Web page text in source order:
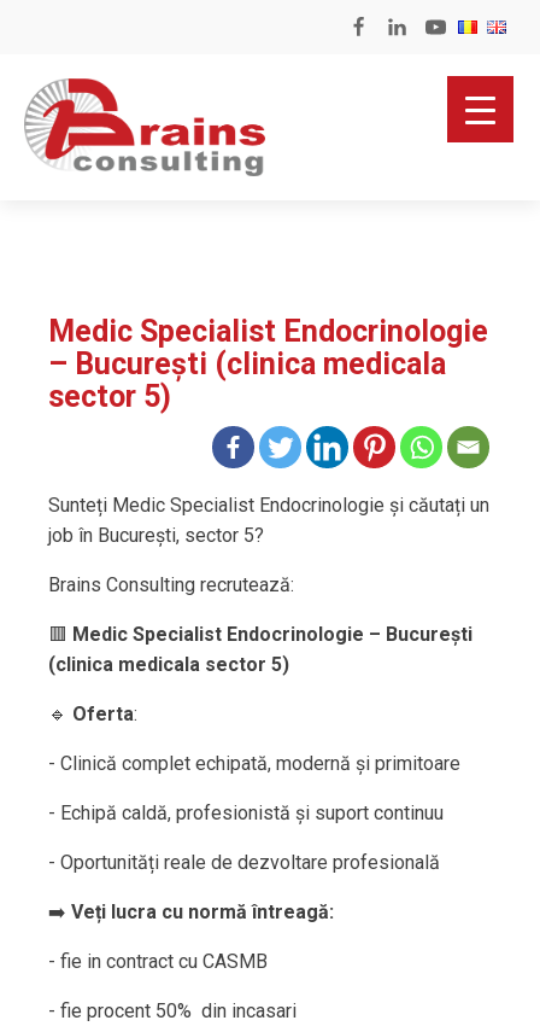
Medic Specialist Endocrinologie
– București (clinica medicala
sector 5)
Sunteți Medic Specialist Endocrinologie și căutați un
job în București, sector 5?
Brains Consulting recrutează:
🟥 Medic Specialist Endocrinologie – București
(clinica medicala sector 5)
🔹 Oferta:
- Clinică complet echipată, modernă și primitoare
- Echipă caldă, profesionistă și suport continuu
- Oportunități reale de dezvoltare profesională
➡️ Veți lucra cu normă întreagă:
- fie in contract cu CASMB
- ⁠fie procent 50% din incasari